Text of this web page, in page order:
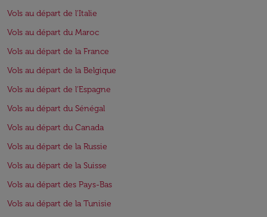
Vols au départ de l'Italie
Vols au départ du Maroc
Vols au départ de la France
Vols au départ de la Belgique
Vols au départ de l'Espagne
Vols au départ du Sénégal
Vols au départ du Canada
Vols au départ de la Russie
Vols au départ de la Suisse
Vols au départ des Pays-Bas
Vols au départ de la Tunisie